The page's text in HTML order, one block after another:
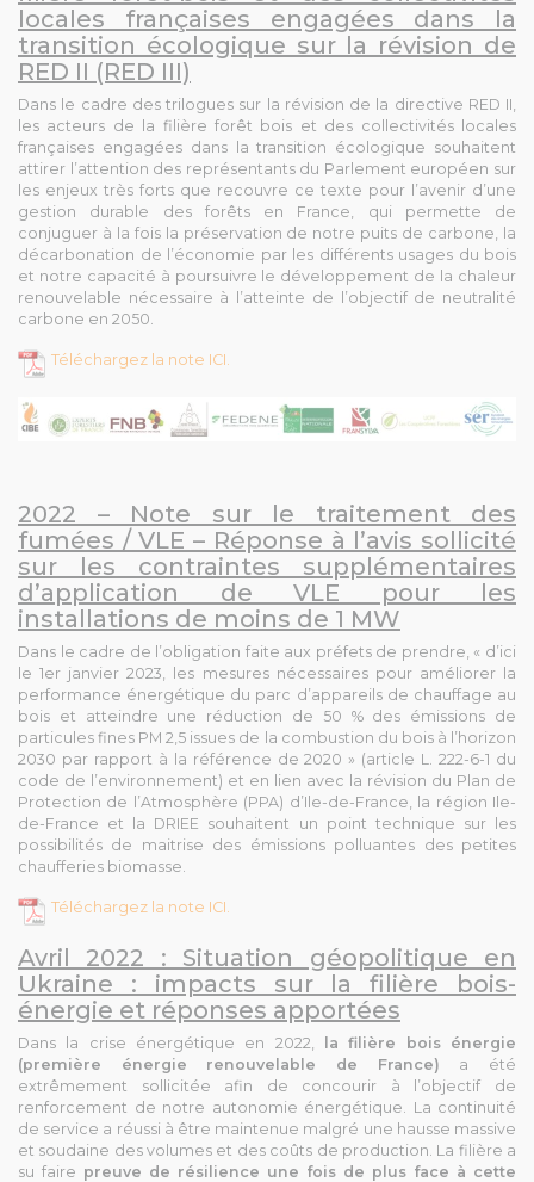
locales françaises engagées dans la
transition écologique sur la révision de
RED II (RED III)
Dans le cadre des trilogues sur la révision de la directive RED II,
les acteurs de la filière forêt bois et des collectivités locales
françaises engagées dans la transition écologique souhaitent
attirer l’attention des représentants du Parlement européen sur
les enjeux très forts que recouvre ce texte pour l’avenir d’une
gestion durable des forêts en France, qui permette de
conjuguer à la fois la préservation de notre puits de carbone, la
décarbonation de l’économie par les différents usages du bois
et notre capacité à poursuivre le développement de la chaleur
renouvelable nécessaire à l’atteinte de l’objectif de neutralité
carbone en 2050.
Téléchargez la note ICI.
2022 – Note sur le traitement des
fumées / VLE – Réponse à l’avis sollicité
sur les contraintes supplémentaires
d’application de VLE pour les
installations de moins de 1 MW
Dans le cadre de l’obligation faite aux préfets de prendre, « d’ici
le 1er janvier 2023, les mesures nécessaires pour améliorer la
performance énergétique du parc d’appareils de chauffage au
bois et atteindre une réduction de 50 % des émissions de
particules fines PM 2,5 issues de la combustion du bois à l’horizon
2030 par rapport à la référence de 2020 » (article L. 222-6-1 du
code de l’environnement) et en lien avec la révision du Plan de
Protection de l’Atmosphère (PPA) d’Ile-de-France, la région Ile-
de-France et la DRIEE souhaitent un point technique sur les
possibilités de maitrise des émissions polluantes des petites
chaufferies biomasse.
Téléchargez la note ICI.
Avril 2022 : Situation géopolitique en
Ukraine : impacts sur la filière bois-
énergie et réponses apportées
Dans la crise énergétique en 2022, la filière bois énergie
(première énergie renouvelable de France) a été
extrêmement sollicitée afin de concourir à l’objectif de
renforcement de notre autonomie énergétique. La continuité
de service a réussi à être maintenue malgré une hausse massive
et soudaine des volumes et des coûts de production. La filière a
su faire preuve de résilience une fois de plus face à cette